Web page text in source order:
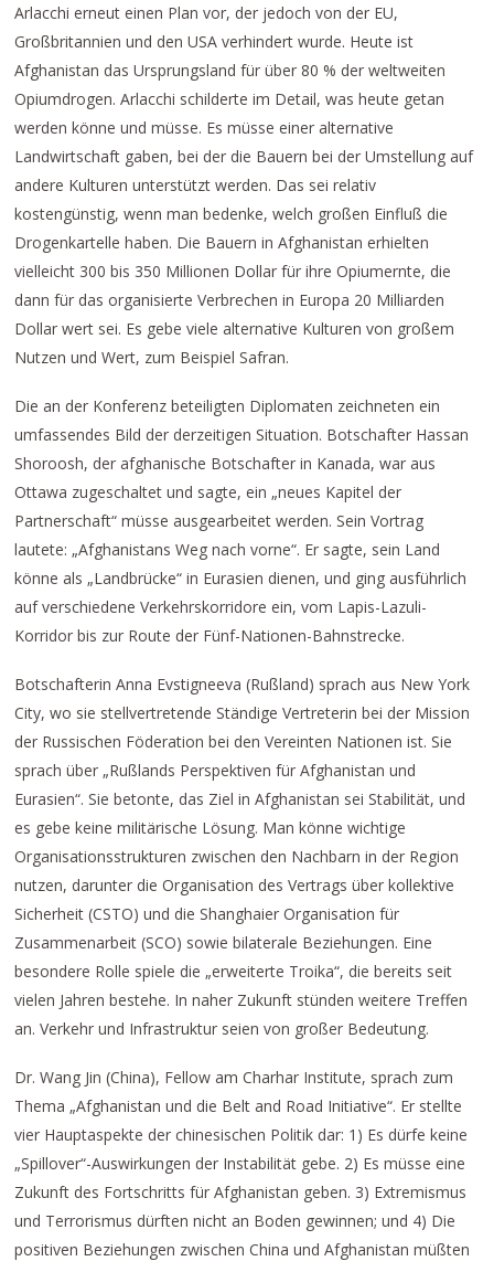
Arlacchi erneut einen Plan vor, der jedoch von der EU,
Großbritannien und den USA verhindert wurde. Heute ist
Afghanistan das Ursprungsland für über 80 % der weltweiten
Opiumdrogen. Arlacchi schilderte im Detail, was heute getan
werden könne und müsse. Es müsse einer alternative
Landwirtschaft gaben, bei der die Bauern bei der Umstellung auf
andere Kulturen unterstützt werden. Das sei relativ
kostengünstig, wenn man bedenke, welch großen Einfluß die
Drogenkartelle haben. Die Bauern in Afghanistan erhielten
vielleicht 300 bis 350 Millionen Dollar für ihre Opiumernte, die
dann für das organisierte Verbrechen in Europa 20 Milliarden
Dollar wert sei. Es gebe viele alternative Kulturen von großem
Nutzen und Wert, zum Beispiel Safran.
Die an der Konferenz beteiligten Diplomaten zeichneten ein
umfassendes Bild der derzeitigen Situation. Botschafter Hassan
Shoroosh, der afghanische Botschafter in Kanada, war aus
Ottawa zugeschaltet und sagte, ein „neues Kapitel der
Partnerschaft“ müsse ausgearbeitet werden. Sein Vortrag
lautete: „Afghanistans Weg nach vorne“. Er sagte, sein Land
könne als „Landbrücke“ in Eurasien dienen, und ging ausführlich
auf verschiedene Verkehrskorridore ein, vom Lapis-Lazuli-
Korridor bis zur Route der Fünf-Nationen-Bahnstrecke.
Botschafterin Anna Evstigneeva (Rußland) sprach aus New York
City, wo sie stellvertretende Ständige Vertreterin bei der Mission
der Russischen Föderation bei den Vereinten Nationen ist. Sie
sprach über „Rußlands Perspektiven für Afghanistan und
Eurasien“. Sie betonte, das Ziel in Afghanistan sei Stabilität, und
es gebe keine militärische Lösung. Man könne wichtige
Organisationsstrukturen zwischen den Nachbarn in der Region
nutzen, darunter die Organisation des Vertrags über kollektive
Sicherheit (CSTO) und die Shanghaier Organisation für
Zusammenarbeit (SCO) sowie bilaterale Beziehungen. Eine
besondere Rolle spiele die „erweiterte Troika“, die bereits seit
vielen Jahren bestehe. In naher Zukunft stünden weitere Treffen
an. Verkehr und Infrastruktur seien von großer Bedeutung.
Dr. Wang Jin (China), Fellow am Charhar Institute, sprach zum
Thema „Afghanistan und die Belt and Road Initiative“. Er stellte
vier Hauptaspekte der chinesischen Politik dar: 1) Es dürfe keine
„Spillover“-Auswirkungen der Instabilität gebe. 2) Es müsse eine
Zukunft des Fortschritts für Afghanistan geben. 3) Extremismus
und Terrorismus dürften nicht an Boden gewinnen; und 4) Die
positiven Beziehungen zwischen China und Afghanistan müßten